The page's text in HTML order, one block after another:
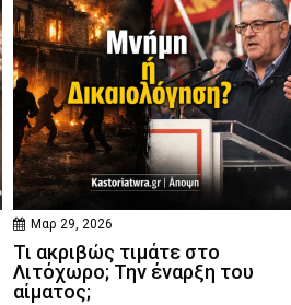
Μαρ 29, 2026
Τι ακριβώς τιμάτε στο
Λιτόχωρο; Την έναρξη του
αίματος;